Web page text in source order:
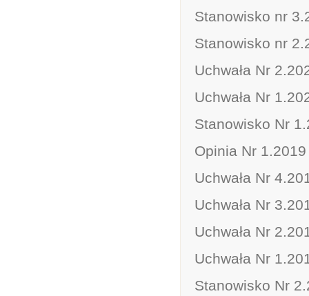
Stanowisko nr
Stanowisko nr
Uchwała Nr
Uchwała Nr
Stanowisko Nr
Opinia Nr
Uchwała Nr
Uchwała Nr
Uchwała Nr
Uchwała Nr
Stanowisko Nr